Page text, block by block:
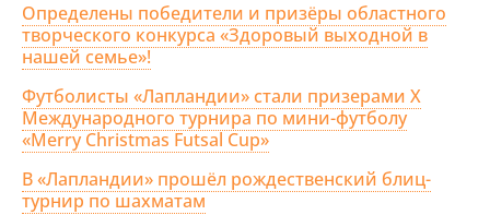
Определены победители и призёры областного
творческого конкурса «Здоровый выходной в
нашей семье»!
Футболисты «Лапландии» стали призерами X
Международного турнира по мини-футболу
«Merry Christmas Futsal Cup»
В «Лапландии» прошёл рождественский блиц-
турнир по шахматам